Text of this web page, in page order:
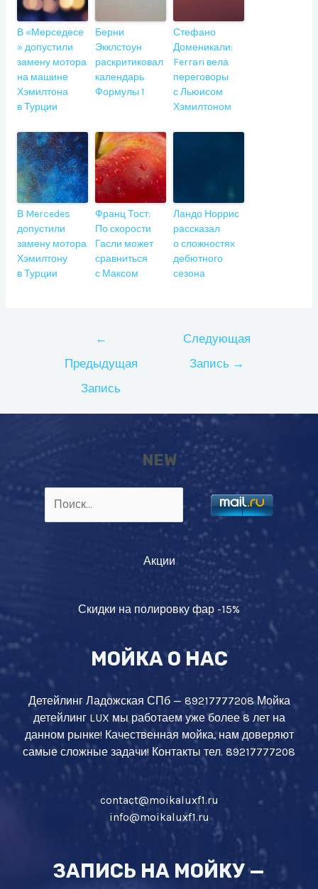
В «Мерседесе
» допустили
замену мотора
на машине
Хэмилтона
в Турции
Берни
Экклстоун
раскритиковал
календарь
Формулы 1
Стефано
Доменикали:
Ferrari вела
переговоры
с Льюисом
Хэмилтоном
В Mercedes
допустили
замену мотора
Хэмилтону
в Турции
Франц Тост:
По скорости
Гасли может
сравниться
с Максом
Ландо Норрис
рассказал
о сложностях
дебютного
сезона
записям
←
Предыдущая
Запись
Следующая
Запись →
NEW
Найти:
Акции
Скидки на полировку фар -15%
МОЙКА О НАС
Детейлинг Ладожская СПб — 89217777208 Мойка
детейлинг LUX мы работаем уже более 8 лет на
данном рынке! Качественная мойка, нам доверяют
самые сложные задачи! Контакты тел. 89217777208
contact@moikaluxf1.ru
info@moikaluxf1.ru
ЗАПИСЬ НА МОЙКУ —